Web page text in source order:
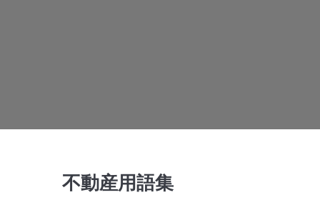
不動産用語集